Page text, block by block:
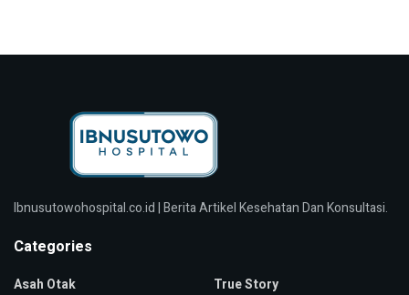
Ibnusutowohospital.co.id | Berita Artikel Kesehatan Dan Konsultasi.
Categories
Asah Otak
True Story